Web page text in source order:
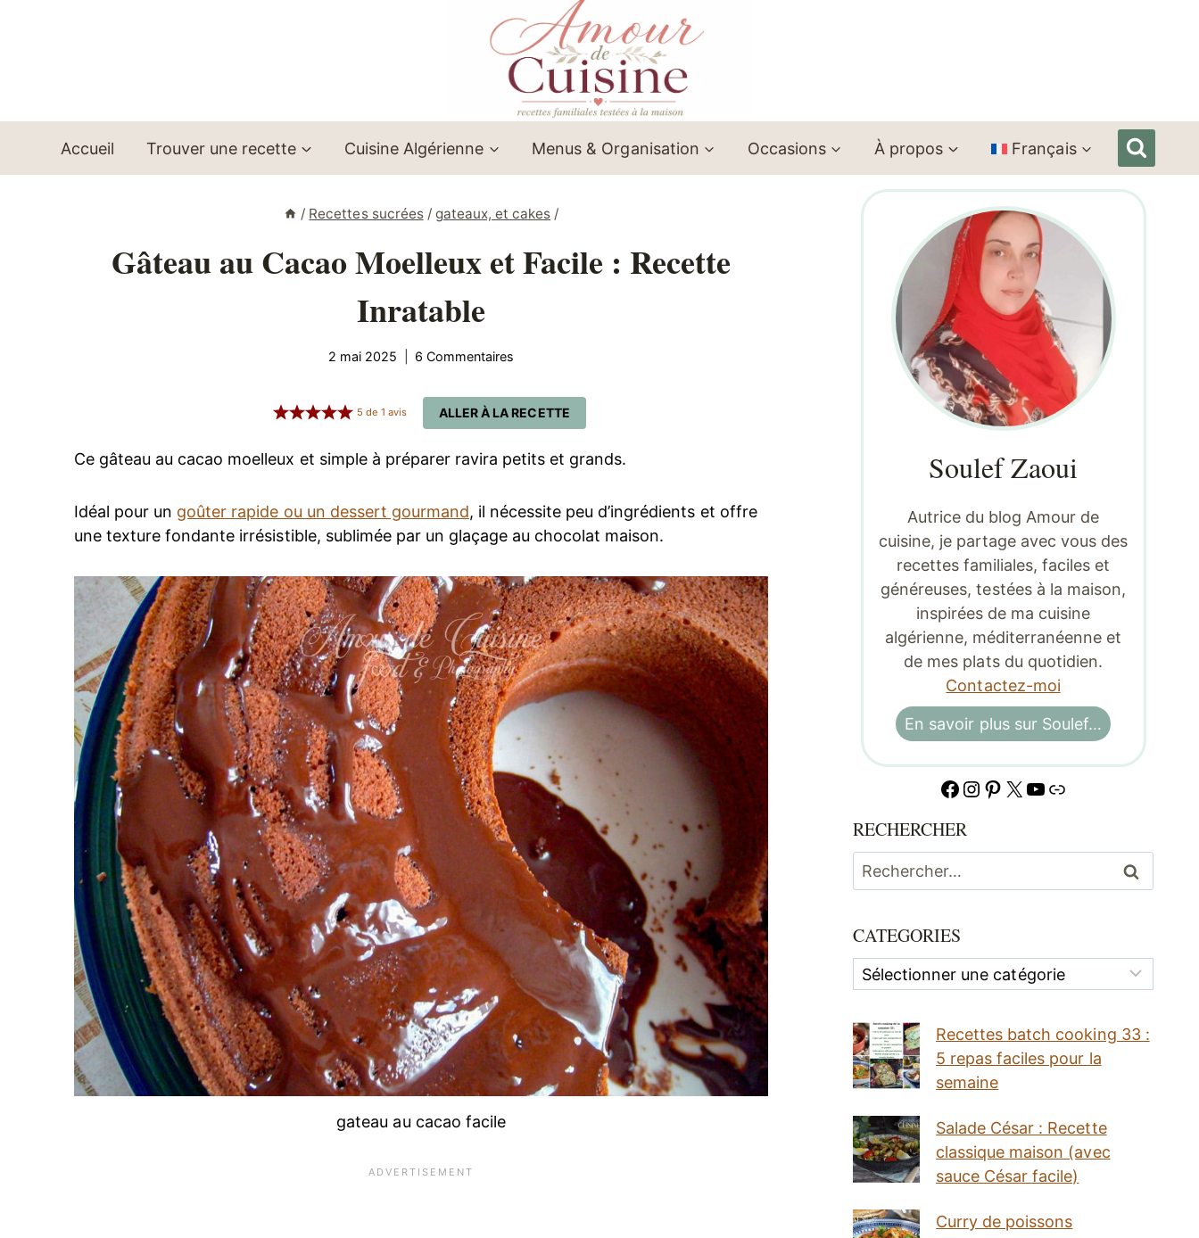
Accueil Trouver une recette Cuisine Algérienne Menus & Organisation Occasions À propos Français
/ Recettes sucrées / gateaux, et cakes /
Gâteau au Cacao Moelleux et Facile : Recette
Inratable
2 mai 2025 6 Commentaires
ALLER À LA RECETTE
5 de1 avis
Ce gâteau au cacao moelleux et simple à préparer ravira petits et grands.
Idéal pour un goûter rapide ou un dessert gourmand, il nécessite peu d’ingrédients et offre
une texture fondante irrésistible, sublimée par un glaçage au chocolat maison.
gateau au cacao facile
Soulef Zaoui
Autrice du blog Amour de
cuisine, je partage avec vous des
recettes familiales, faciles et
généreuses, testées à la maison,
inspirées de ma cuisine
algérienne, méditerranéenne et
de mes plats du quotidien.
Contactez-moi
En savoir plus sur Soulef…
Facebook
Instagram
Pinterest
X YouTube
Lien
RECHERCHER
Rechercher :
CATEGORIES
Categories
Recettes batch cooking 33 :
5 repas faciles pour la
semaine
Salade César : Recette
classique maison (avec
sauce César facile)
Curry de poissons